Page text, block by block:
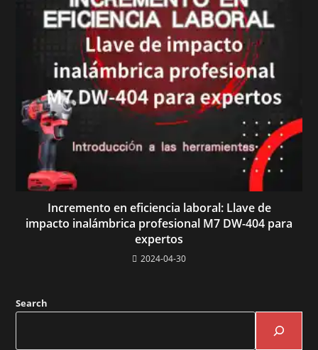
Incremento en eficiencia laboral: Llave de
impacto inalámbrica profesional M7 DW-404 para
expertos
2024-04-30
Search